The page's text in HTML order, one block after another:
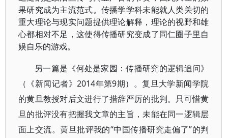
果研究成为主流范式。传播学学科未能就人类关切的
重大理论与现实问题提供理论解释，理论的视野和雄
心都相对不足，这使得传播研究变成了同仁圈子里自
娱自乐的游戏。
另一篇是《何处是家园：传播研究的逻辑追问》
（《新闻记者》2014年第9期）。复旦大学新闻学院
的黄旦教授对后文进行了措辞严厉的批判。只可惜黄
旦的批评没有把握我文章的主旨，未能在同一逻辑层
面上交流。黄旦批评我的“中国传播研究走偏了”的判